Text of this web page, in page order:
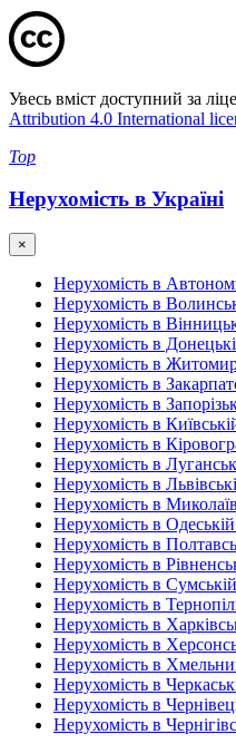
Увесь вміст доступний за
Attribution 4.0 International
Top
Нерухомість в Україні
×
Нерухомість в
Нерухомість в
Нерухомість в
Нерухомість в
Нерухомість в
Нерухомість в
Нерухомість в
Нерухомість в
Нерухомість в
Нерухомість в
Нерухомість в
Нерухомість в
Нерухомість в Одеській
Нерухомість в
Нерухомість в
Нерухомість в Сумській
Нерухомість в
Нерухомість в
Нерухомість в
Нерухомість в
Нерухомість в
Нерухомість в
Нерухомість в